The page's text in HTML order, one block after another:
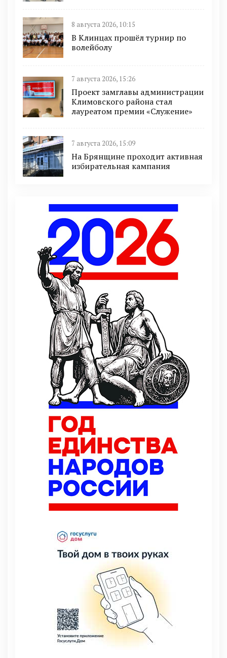
8 августа 2026, 10:15
В Клинцах прошёл турнир по
волейболу
7 августа 2026, 15:26
Проект замглавы администрации
Климовского района стал
лауреатом премии «Служение»
7 августа 2026, 15:09
На Брянщине проходит активная
избирательная кампания